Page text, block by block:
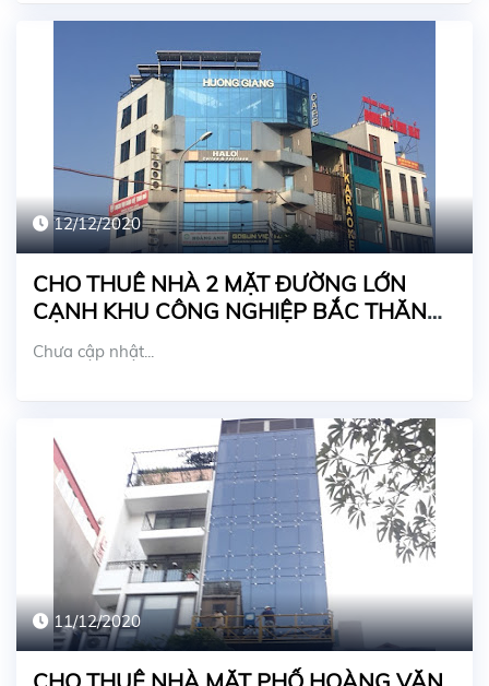
12/12/2020
CHO THUÊ NHÀ 2 MẶT ĐƯỜNG LỚN
CẠNH KHU CÔNG NGHIỆP BẮC THĂNG
LONG
Chưa cập nhật...
11/12/2020